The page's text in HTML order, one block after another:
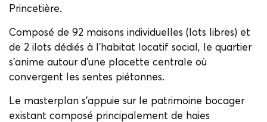
Princetière.
Composé de 92 maisons individuelles (lots libres) et
de 2 ilots dédiés à l’habitat locatif social, le quartier
s’anime autour d’une placette centrale où
convergent les sentes piétonnes.
Le masterplan s’appuie sur le patrimoine bocager
existant composé principalement de haies